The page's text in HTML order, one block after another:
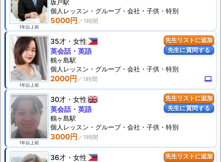
1年以上前
5000円
坂戸駅
個人 レッスン ・グループ・会社・子供・特別
先生リストに追加
先生に質問する
1年以上前
35才 女性
2000円 computer
英会話・英語
鶴ヶ島駅
個人 レッスン ・グループ・会社・子供・特別
先生リストに追加
先生に質問する
1年以上前
30才 女性
3000円
英会話・英語
鶴ヶ島駅
個人 レッスン ・グループ・会社・子供・特別
先生リストに追加
36才 女性